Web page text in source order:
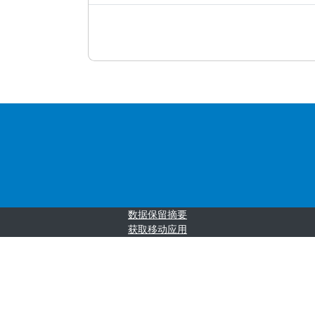
‎数据保留摘要‎
获取移动应用